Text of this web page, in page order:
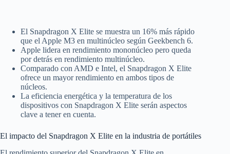
El Snapdragon X Elite se muestra un 16% más rápido
que el Apple M3 en multinúcleo según Geekbench 6.
Apple lidera en rendimiento mononúcleo pero queda
por detrás en rendimiento multinúcleo.
Comparado con AMD e Intel, el Snapdragon X Elite
ofrece un mayor rendimiento en ambos tipos de
núcleos.
La eficiencia energética y la temperatura de los
dispositivos con Snapdragon X Elite serán aspectos
clave a tener en cuenta.
El impacto del Snapdragon X Elite en la industria de portátiles